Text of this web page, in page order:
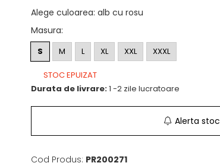
Alege culoarea: alb cu rosu
Masura:
S M L XL XXL XXXL
STOC EPUIZAT
Durata de livrare:1 -2 zile lucratoare
Alerta stoc
Cod Produs: PR200271